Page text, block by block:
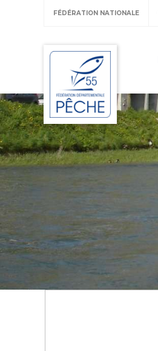
FÉDÉRATION NATIONALE